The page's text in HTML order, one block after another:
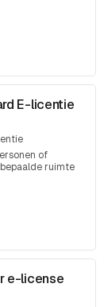
E-licentie
of
ruimte
e-license